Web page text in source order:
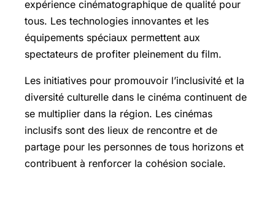
expérience cinématographique de qualité pour
tous. Les technologies innovantes et les
équipements spéciaux permettent aux
spectateurs de profiter pleinement du film.
Les initiatives pour promouvoir l’inclusivité et la
diversité culturelle dans le cinéma continuent de
se multiplier dans la région. Les cinémas
inclusifs sont des lieux de rencontre et de
partage pour les personnes de tous horizons et
contribuent à renforcer la cohésion sociale.